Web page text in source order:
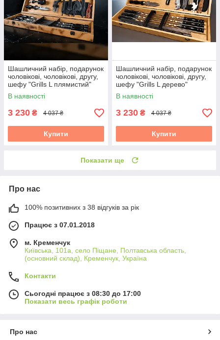
Шашличний набір, подарунок
чоловікові, чоловікові, другу,
шефу "Grills L плямистий"
В наявності
3 230 ₴ 4 037 ₴
Купити
Шашличний набір, подарунок
чоловікові, чоловікові, другу,
шефу "Grills L дерево"
В наявності
3 230 ₴ 4 037 ₴
Купити
Показати ще
Про нас
100% позитивних з 38 відгуків за рік
Працює з 07.01.2018
м. Кременчук
Київська, 101а, село Піщане, Полтавська область,
(основний склад), Кременчук, Україна
Контакти
Сьогодні працює з 08:30 до 17:00
Показати весь графік роботи
Про нас